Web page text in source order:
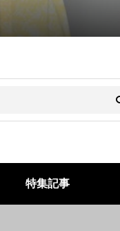
特集記事